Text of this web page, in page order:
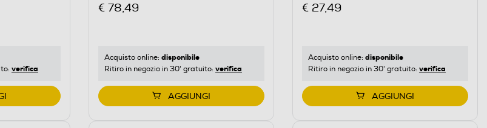
verifica
€ 78,49
Acquisto online: disponibile
Ritiro in negozio in 30' gratuito: verifica
AGGIUNGI
€ 27,49
Acquisto online: disponibile
Ritiro in negozio in 30' gratuito: verifica
AGGIUNGI